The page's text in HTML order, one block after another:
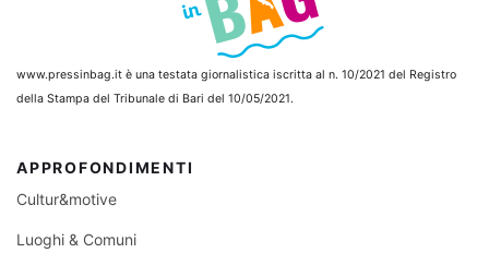
www.pressinbag.it è una testata giornalistica iscritta al n. 10/2021 del Registro
della Stampa del Tribunale di Bari del 10/05/2021.
APPROFONDIMENTI
Cultur&motive
Luoghi & Comuni